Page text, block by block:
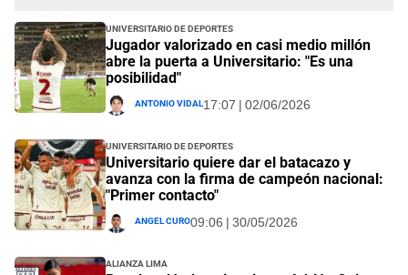
Universitario de Deportes
Jugador valorizado en casi medio millón
abre la puerta a Universitario: "Es una
posibilidad"
Antonio Vidal17:07 | 02/06/2026
Universitario de Deportes
Universitario quiere dar el batacazo y
avanza con la firma de campeón nacional:
"Primer contacto"
Angel Curo09:06 | 30/05/2026
Alianza Lima